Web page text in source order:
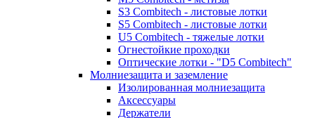
S3 Combitech - листовые лотки
S5 Combitech - листовые лотки
U5 Combitech - тяжелые лотки
Огнестойкие проходки
Оптические лотки - "D5 Combitech"
Молниезащита и заземление
Изолированная молниезащита
Аксессуары
Держатели